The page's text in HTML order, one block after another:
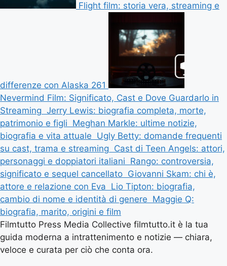
Flight film: storia vera, streaming e
differenze con Alaska 261
Nevermind Film: Significato, Cast e Dove Guardarlo in
Streaming Jerry Lewis: biografia completa, morte,
patrimonio e figli Meghan Markle: ultime notizie,
biografia e vita attuale Ugly Betty: domande frequenti
su cast, trama e streaming Cast di Teen Angels: attori,
personaggi e doppiatori italiani Rango: controversia,
significato e sequel cancellato Giovanni Skam: chi è,
attore e relazione con Eva Lio Tipton: biografia,
cambio di nome e identità di genere Maggie Q:
biografia, marito, origini e film
Filmtutto Press Media Collective filmtutto.it è la tua
guida moderna a intrattenimento e notizie — chiara,
veloce e curata per ciò che conta ora.